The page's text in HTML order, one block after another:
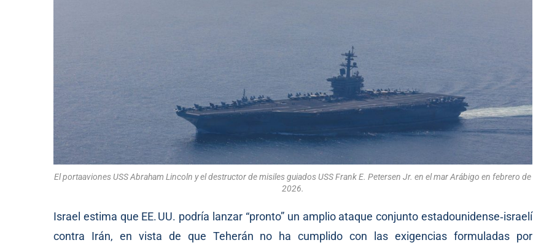
El portaaviones USS Abraham Lincoln y el destructor de misiles guiados USS Frank E. Petersen Jr. en el mar Arábigo en febrero de
2026.
Israel estima que EE. UU. podría lanzar “pronto” un amplio ataque conjunto estadounidense‑israelí
contra Irán, en vista de que Teherán no ha cumplido con las exigencias formuladas por